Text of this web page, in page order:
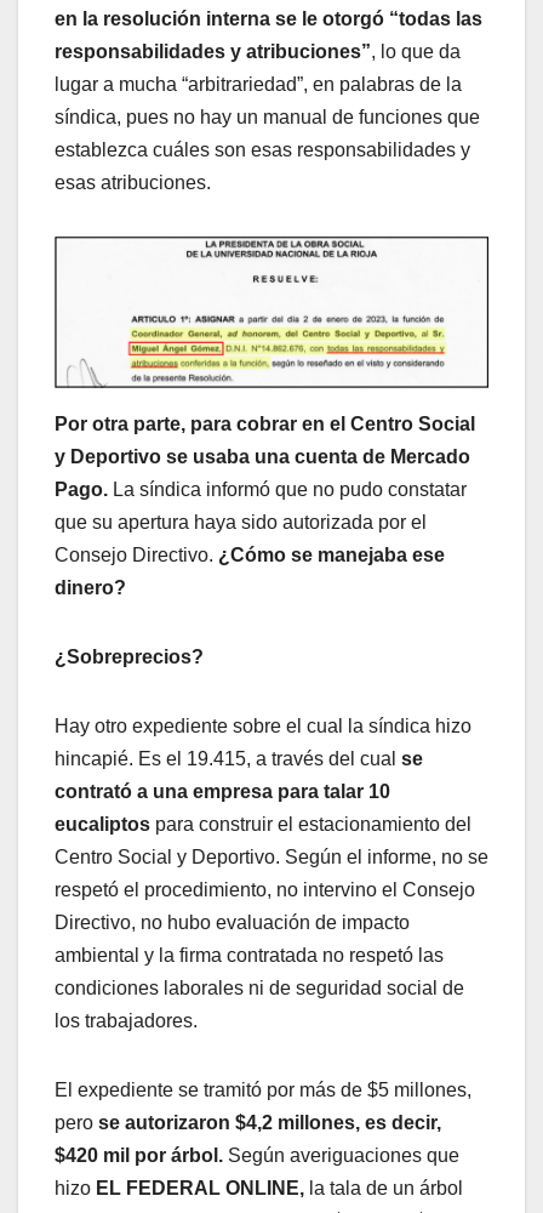
en la resolución interna se le otorgó “todas las
responsabilidades y atribuciones”, lo que da
lugar a mucha “arbitrariedad”, en palabras de la
síndica, pues no hay un manual de funciones que
establezca cuáles son esas responsabilidades y
esas atribuciones.
Por otra parte, para cobrar en el Centro Social
y Deportivo se usaba una cuenta de Mercado
Pago. La síndica informó que no pudo constatar
que su apertura haya sido autorizada por el
Consejo Directivo. ¿Cómo se manejaba ese
dinero?
¿Sobreprecios?
Hay otro expediente sobre el cual la síndica hizo
hincapié. Es el 19.415, a través del cual se
contrató a una empresa para talar 10
eucaliptos para construir el estacionamiento del
Centro Social y Deportivo. Según el informe, no se
respetó el procedimiento, no intervino el Consejo
Directivo, no hubo evaluación de impacto
ambiental y la firma contratada no respetó las
condiciones laborales ni de seguridad social de
los trabajadores.
El expediente se tramitó por más de $5 millones,
pero se autorizaron $4,2 millones, es decir,
$420 mil por árbol. Según averiguaciones que
hizo EL FEDERAL ONLINE, la tala de un árbol